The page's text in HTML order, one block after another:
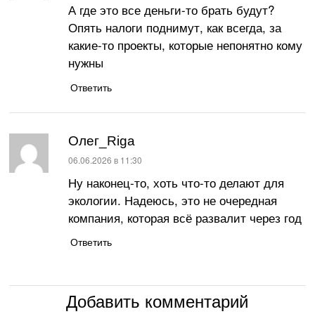
А где это все деньги-то брать будут?
Опять налоги поднимут, как всегда, за
какие-то проекты, которые непонятно кому
нужны
Ответить
Олег_Riga
:
06.06.2026 в 11:30
Ну наконец-то, хоть что-то делают для
экологии. Надеюсь, это не очередная
компания, которая всё развалит через год
Ответить
Добавить комментарий